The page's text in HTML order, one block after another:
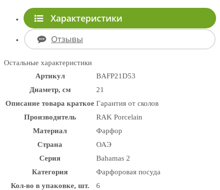
Характеристики
Отзывы
Остальные характеристики
Артикул
BAFP21D53
Диаметр, см
21
Описание товара краткое Гарантия от сколов
Производитель
RAK Porcelain
Материал
Фарфор
Страна
ОАЭ
Серия
Bahamas 2
Категория
Фарфоровая посуда
Кол-во в упаковке, шт.
6